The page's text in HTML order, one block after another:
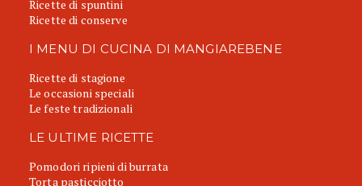
Ricette di spuntini
Ricette di conserve
I MENU DI CUCINA DI MANGIAREBENE
Ricette di stagione
Le occasioni speciali
Le feste tradizionali
LE ULTIME RICETTE
Pomodori ripieni di burrata
Torta pasticciotto